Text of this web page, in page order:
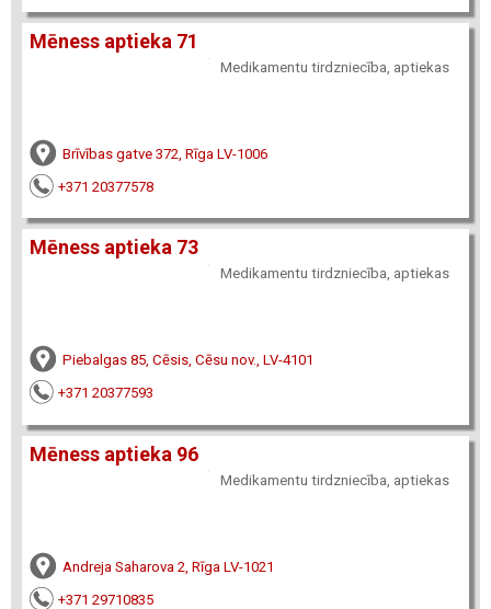
Mēness aptieka 71
Medikamentu tirdzniecība, aptiekas
Brīvības gatve 372, Rīga LV-1006
+371 20377578
Mēness aptieka 73
Medikamentu tirdzniecība, aptiekas
Piebalgas 85, Cēsis, Cēsu nov., LV-4101
+371 20377593
Mēness aptieka 96
Medikamentu tirdzniecība, aptiekas
Andreja Saharova 2, Rīga LV-1021
+371 29710835